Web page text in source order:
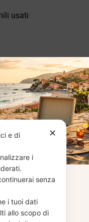
usati
usati
✕
e di
i
senza
i tuoi dati
allo scopo di